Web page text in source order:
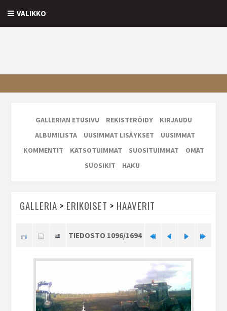
VALIKKO
GALLERIAN ETUSIVU REKISTERÖIDY
KIRJAUDU
ALBUMILISTA
UUSIMMAT LISÄYKSET
UUSIMMAT
KOMMENTIT
KATSOTUIMMAT SUOSITUIMMAT
OMAT
SUOSIKIT
HAKU
GALLERIA > ERIKOISET > HAAVERIT
TIEDOSTO 1096/1694